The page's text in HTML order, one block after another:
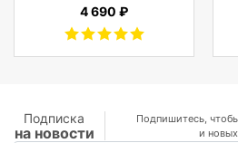
5.0 гарнитура Li-Pol
Черный
4 690 ₽
Подписка
на новости
Подпишитесь,
и